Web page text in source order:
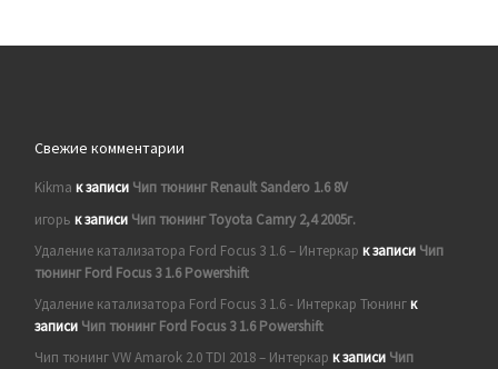
Свежие комментарии
Kikma к записи Чип тюнинг Renault Sandero 1.6 8V
игорь к записи Чип тюнинг Toyota Camry 2,4 2005г.
Удаление катализатора Ford Focus 3 1.6 – Интеркар к записи Чип
тюнинг Ford Focus 3 1.6 Powershift
Удаление катализатора Ford Focus 3 1.6 - Интеркар Тюнингк
записи Чип тюнинг Ford Focus 3 1.6 Powershift
Чип тюнинг VW Amarok 2.0 TDI 2018 – Интеркар к записи Чип